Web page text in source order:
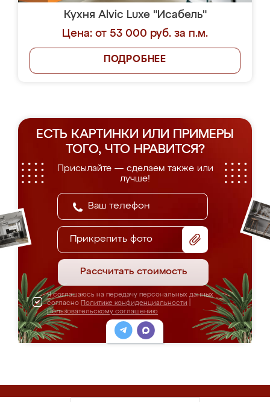
Кухня Alvic Luxe "Исабель"
Цена: от 53 000 руб. за п.м.
ПОДРОБНЕЕ
ЕСТЬ КАРТИНКИ ИЛИ ПРИМЕРЫ
ТОГО, ЧТО НРАВИТСЯ?
Присылайте — сделаем также или
лучше!
Прикрепить фото
Рассчитать стоимость
Я соглашаюсь на передачу персональных данных
согласно Политике конфиденциальности
Пользовательскому соглашению